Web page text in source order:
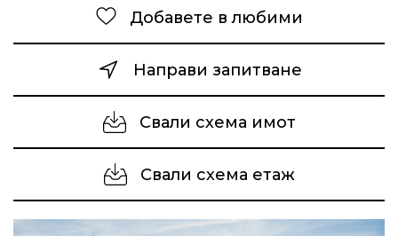
Добавете в любими
Направи запитване
Свали схема имот
Свали схема етаж